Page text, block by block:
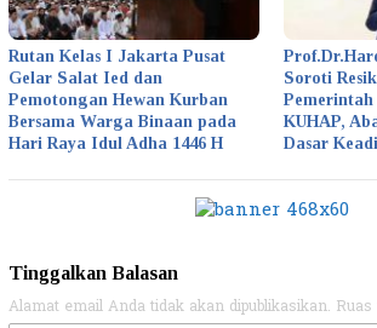
Rutan Kelas I Jakarta Pusat
Gelar Salat Ied dan
Pemotongan Hewan Kurban
Bersama Warga Binaan pada
Hari Raya Idul Adha 1446 H
Soroti
Pemerintah
KUHAP,
Dasar
Tinggalkan Balasan
Alamat email Anda tidak akan dipublikasikan.